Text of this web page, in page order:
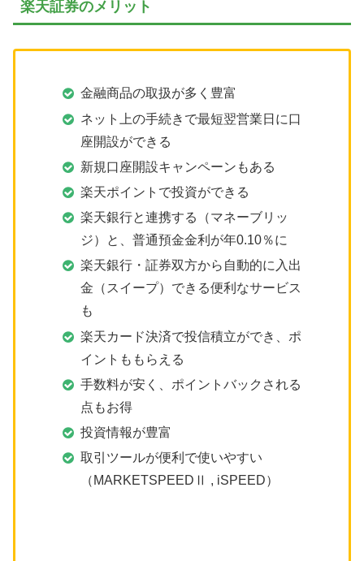
楽天証券のメリット
金融商品の取扱が多く豊富
ネット上の手続きで最短翌営業日に口
座開設ができる
新規口座開設キャンペーンもある
楽天ポイントで投資ができる
楽天銀行と連携する（マネーブリッ
ジ）と、普通預金金利が年0.10％に
楽天銀行・証券双方から自動的に入出
金（スイープ）できる便利なサービス
も
楽天カード決済で投信積立ができ、ポ
イントももらえる
手数料が安く、ポイントバックされる
点もお得
投資情報が豊富
取引ツールが便利で使いやすい
（MARKETSPEEDⅡ , iSPEED）